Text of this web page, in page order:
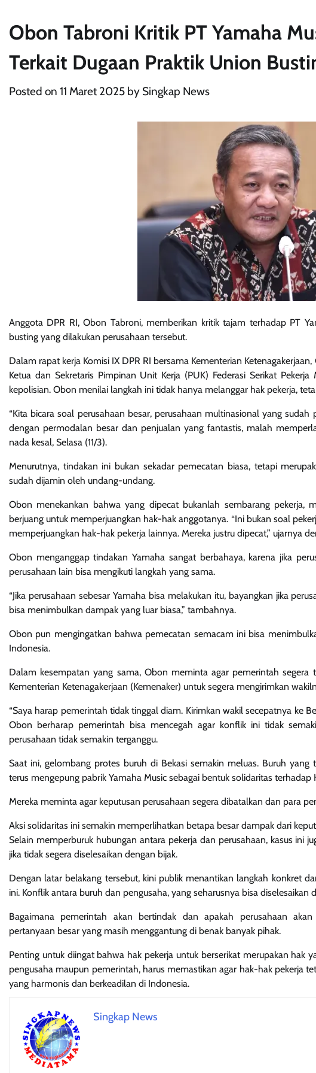
Obon Tabroni Kritik PT Yamaha
Terkait Dugaan Praktik Union
Posted on 11 Maret 2025 by Singkap News
Anggota DPR RI, Obon Tabroni, memberikan kritik tajam terhadap PT
busting yang dilakukan perusahaan tersebut.
Dalam rapat kerja Komisi IX DPR RI bersama Kementerian
Ketua dan Sekretaris Pimpinan Unit Kerja (PUK) Federasi Serikat
kepolisian. Obon menilai langkah ini tidak hanya melanggar hak pekerja,
“Kita bicara soal perusahaan besar, perusahaan multinasional yang
dengan permodalan besar dan penjualan yang fantastis, malah
nada kesal, Selasa (11/3).
Menurutnya, tindakan ini bukan sekadar pemecatan biasa, tetapi
sudah dijamin oleh undang-undang.
Obon menekankan bahwa yang dipecat bukanlah sembarang pekerja,
berjuang untuk memperjuangkan hak-hak anggotanya. “Ini bukan soal
memperjuangkan hak-hak pekerja lainnya. Mereka justru dipecat,” ujarnya
Obon menganggap tindakan Yamaha sangat berbahaya, karena jika
perusahaan lain bisa mengikuti langkah yang sama.
“Jika perusahaan sebesar Yamaha bisa melakukan itu, bayangkan jika
bisa menimbulkan dampak yang luar biasa,” tambahnya.
Obon pun mengingatkan bahwa pemecatan semacam ini bisa
Indonesia.
Dalam kesempatan yang sama, Obon meminta agar pemerintah
Kementerian Ketenagakerjaan (Kemenaker) untuk segera mengirimkan
“Saya harap pemerintah tidak tinggal diam. Kirimkan wakil secepatnya ke
Obon berharap pemerintah bisa mencegah agar konflik ini tidak
perusahaan tidak semakin terganggu.
Saat ini, gelombang protes buruh di Bekasi semakin meluas. Buruh
terus mengepung pabrik Yamaha Music sebagai bentuk solidaritas terhadap
Mereka meminta agar keputusan perusahaan segera dibatalkan dan para
Aksi solidaritas ini semakin memperlihatkan betapa besar dampak dari
Selain memperburuk hubungan antara pekerja dan perusahaan, kasus ini
jika tidak segera diselesaikan dengan bijak.
Dengan latar belakang tersebut, kini publik menantikan langkah konkret
ini. Konflik antara buruh dan pengusaha, yang seharusnya bisa diselesaikan
Bagaimana pemerintah akan bertindak dan apakah perusahaan
pertanyaan besar yang masih menggantung di benak banyak pihak.
Penting untuk diingat bahwa hak pekerja untuk berserikat merupakan hak
pengusaha maupun pemerintah, harus memastikan agar hak-hak pekerja
yang harmonis dan berkeadilan di Indonesia.
Singkap News